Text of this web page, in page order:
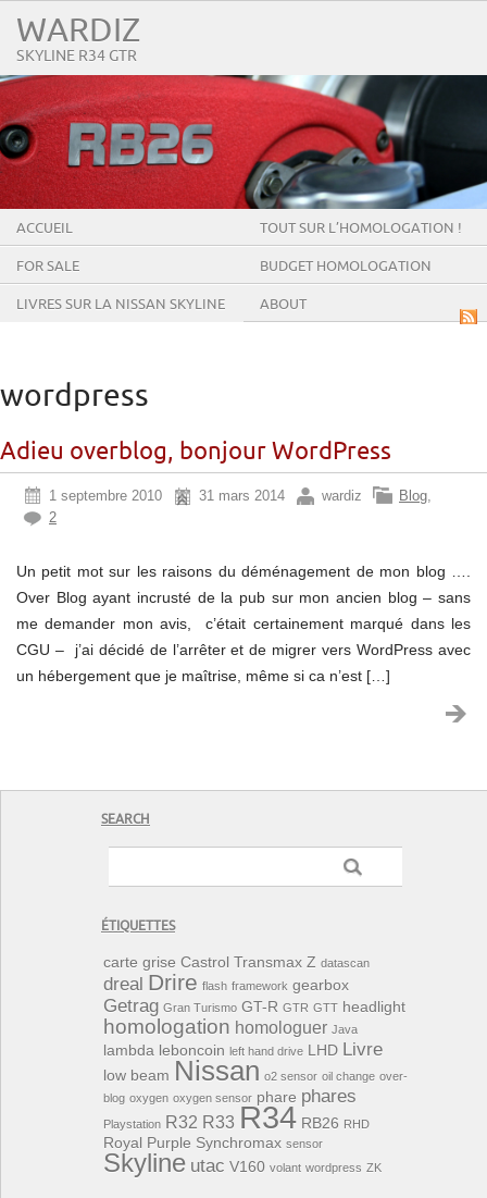
WARDIZ
SKYLINE R34 GTR
ACCUEIL TOUT SUR L’HOMOLOGATION !
FOR SALE BUDGET HOMOLOGATION
LIVRES SUR LA NISSAN SKYLINE ABOUT
wordpress
Adieu overblog, bonjour WordPress
1 septembre 2010 31 mars 2014 wardiz Blog,
2
Un petit mot sur les raisons du déménagement de mon blog ….
Over Blog ayant incrusté de la pub sur mon ancien blog – sans
me demander mon avis, c’était certainement marqué dans les
CGU – j’ai décidé de l’arrêter et de migrer vers WordPress avec
un hébergement que je maîtrise, même si ca n’est […]
SEARCH
ÉTIQUETTES
carte grise Castrol Transmax Z datascan
dreal Drire flash framework gearbox
Getrag Gran Turismo GT-R GTR GTT headlight
homologation homologuer Java
lambda leboncoin left hand drive LHD Livre
low beam Nissan o2 sensor oil change over-
blog oxygen oxygen sensor phare phares
Playstation R32 R33 R34 RB26 RHD
Royal Purple Synchromax sensor
Skyline utac V160 volant wordpress ZK